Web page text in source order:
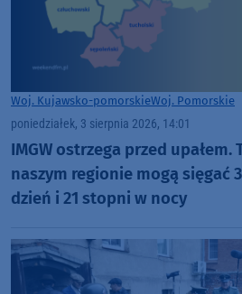
Woj. Kujawsko-pomorskieWoj. Pomorskie
poniedziałek, 3 sierpnia 2026, 14:01
IMGW ostrzega przed upałem.
naszym regionie mogą sięgać
dzień i 21 stopni w nocy